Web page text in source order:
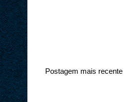
Postagem mais recente